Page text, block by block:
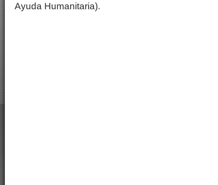
Ayuda Humanitaria).